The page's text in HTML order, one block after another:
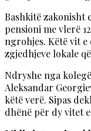
Bashkitë zakonisht
pensioni me vlerë
ngrohjes. Këtë vit
zgjedhjeve lokale
Ndryshe nga
Aleksandar
këtë verë. Sipas
dhënë për dy vitet